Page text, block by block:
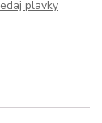
plavky